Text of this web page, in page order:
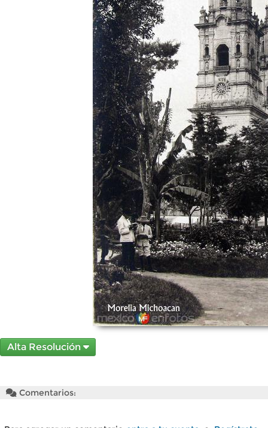
Alta Resolución
Comentarios: